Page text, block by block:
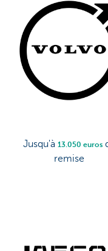
Jusqu'à 13.050 euros
remise